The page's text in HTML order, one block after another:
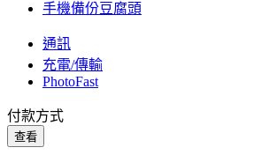
手機備份豆腐頭
通訊
充電/傳輸
PhotoFast
付款方式
查看